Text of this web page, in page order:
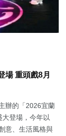
場 重頭戲8月
辦的「2026宜蘭
登場，今年以
意、生活風格與